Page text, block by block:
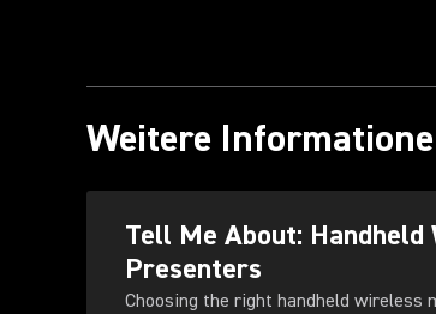
Weitere
Tell Me About:
Presenters
Choosing the right handheld wireless